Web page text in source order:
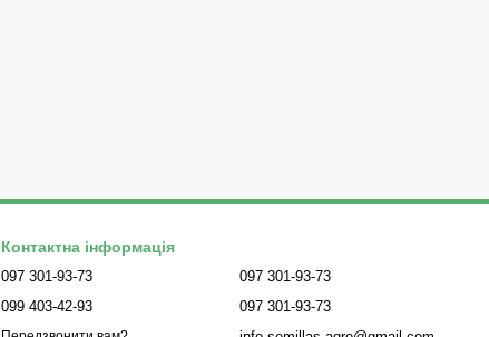
Контактна інформація
097 301-93-73
099 403-42-93
097 301-93-73
097 301-93-73